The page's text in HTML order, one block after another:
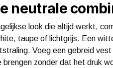
neutrale
look die altijd werkt,
taupe of lichtgrijs. Een
Voeg een gebreid
brengen zonder dat het druk